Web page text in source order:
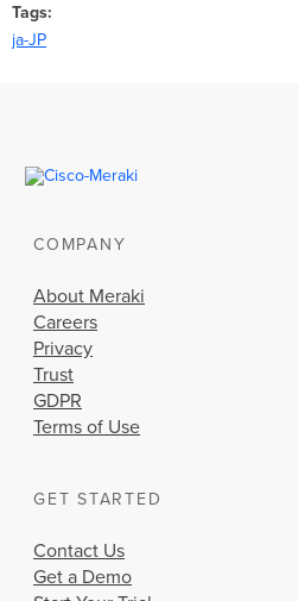
Tags
ja-JP
COMPANY
About Meraki
Careers
Privacy
Trust
GDPR
Terms of Use
GET STARTED
Contact Us
Get a Demo